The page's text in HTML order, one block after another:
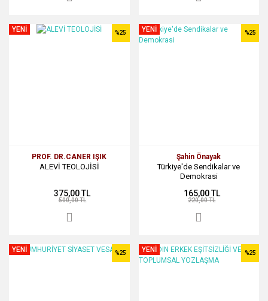
YENİ
PROF. DR.CANER IŞIK
ALEVİ TEOLOJİSİ
%25
375,00 TL
500,00 TL
YENİ
Şahin Önayak
Türkiye'de Sendikalar ve
Demokrasi
%25
165,00 TL
220,00 TL
YENİ %25 YENİ %25